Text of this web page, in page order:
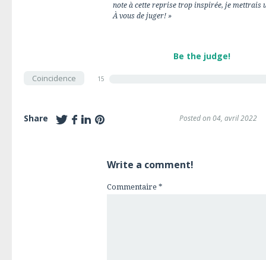
note à cette reprise trop inspirée, je mettrais
À vous de juger! »
Be the judge!
Coincidence 15
Share Posted on 04, avril 2022
Write a comment!
Commentaire *